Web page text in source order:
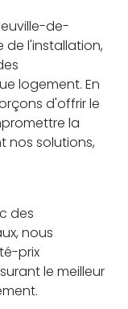
de-
de l'installation,
logement. En
d'offrir le
la
nos solutions,
des
nous
prix
le meilleur